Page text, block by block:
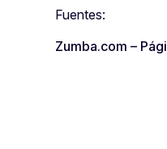
Fuentes:
Zumba.com –